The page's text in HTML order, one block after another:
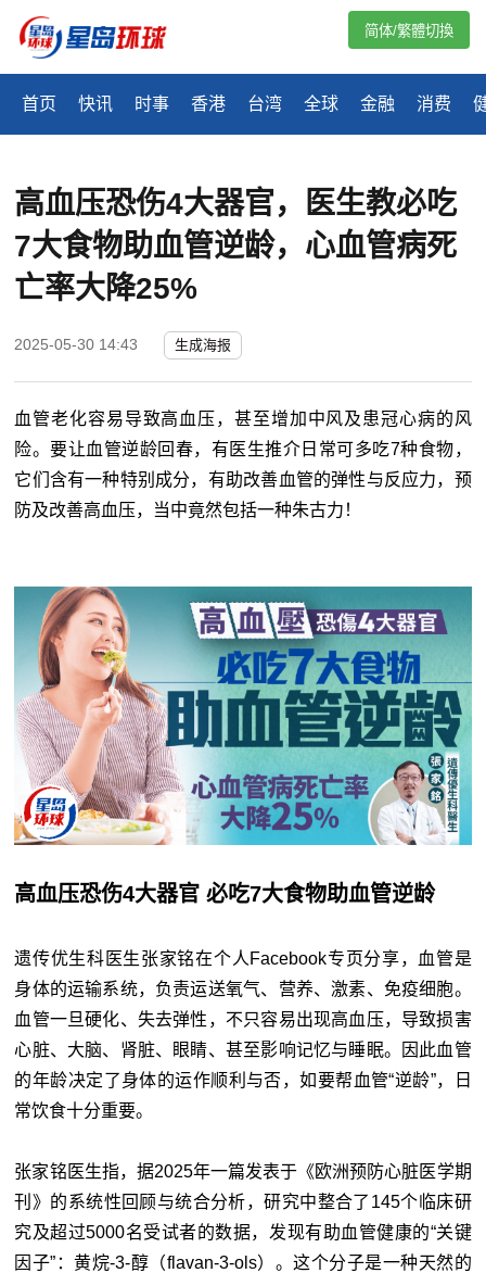
首页 快讯 时事 香港 台湾 全球 金融 消费
简体/繁體切換
高血压恐伤4大器官，医生教必吃
7大食物助血管逆龄，心血管病死
亡率大降25%
2025-05-30 14:43 生成海报
血管老化容易导致高血压，甚至增加中风及患冠心病的风
险。要让血管逆龄回春，有医生推介日常可多吃7种食物，
它们含有一种特别成分，有助改善血管的弹性与反应力，预
防及改善高血压，当中竟然包括一种朱古力！
高血压恐伤4大器官 必吃7大食物助血管逆龄
遗传优生科医生张家铭在个人Facebook专页分享，血管是
身体的运输系统，负责运送氧气、营养、激素、免疫细胞。
血管一旦硬化、失去弹性，不只容易出现高血压，导致损害
心脏、大脑、肾脏、眼睛、甚至影响记忆与睡眠。因此血管
的年龄决定了身体的运作顺利与否，如要帮血管“逆龄”，日
常饮食十分重要。
张家铭医生指，据2025年一篇发表于《欧洲预防心脏医学期
刊》的系统性回顾与统合分析，研究中整合了145个临床研
究及超过5000名受试者的数据，发现有助血管健康的“关键
因子”：黄烷-3-醇（flavan-3-ols）。这个分子是一种天然的